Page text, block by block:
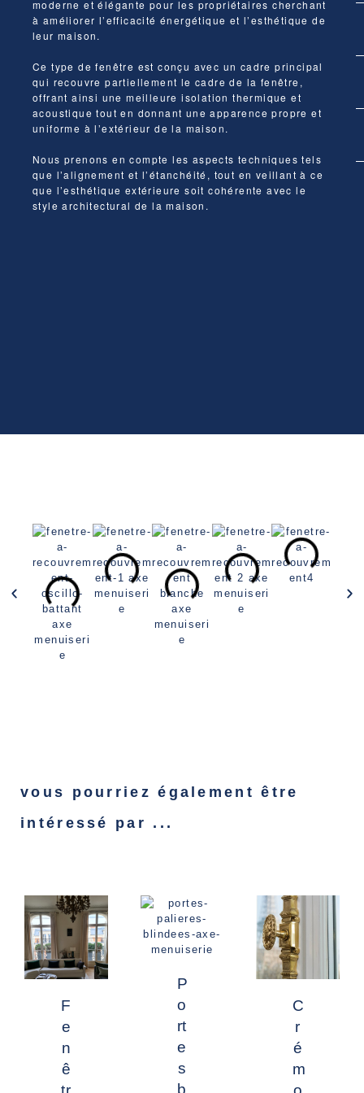
moderne et élégante pour les propriétaires cherchant
à améliorer l’efficacité énergétique et l’esthétique de
leur maison.
Ce type de fenêtre est conçu avec un cadre principal
qui recouvre partiellement le cadre de la fenêtre,
offrant ainsi une meilleure isolation thermique et
acoustique tout en donnant une apparence propre et
uniforme à l’extérieur de la maison.
Nous prenons en compte les aspects techniques tels
que l’alignement et l’étanchéité, tout en veillant à ce
que l’esthétique extérieure soit cohérente avec le
style architectural de la maison.
vous pourriez également être
intéressé par ...
F
e
n
ê
P
o
rt
e
s
b
C
r
é
m